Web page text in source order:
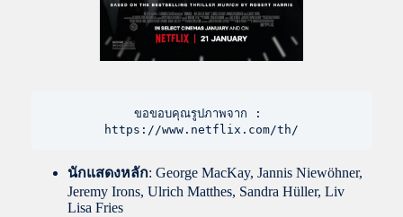
ขอขอบคุณรูปภาพจาก :
https://www.netflix.com/th/
นักแสดงหลัก: George MacKay, Jannis Niewöhner,
Jeremy Irons, Ulrich Matthes, Sandra Hüller, Liv
Lisa Fries